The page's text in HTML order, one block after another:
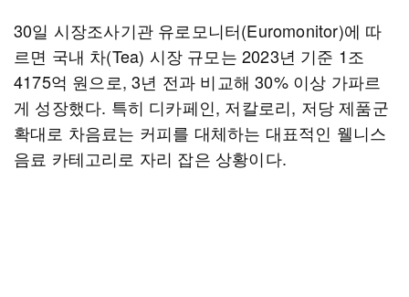
30일 시장조사기관 유로모니터(Euromonitor)에 따
르면 국내 차(Tea) 시장 규모는 2023년 기준 1조
4175억 원으로, 3년 전과 비교해 30% 이상 가파르
게 성장했다. 특히 디카페인, 저칼로리, 저당 제품군
확대로 차음료는 커피를 대체하는 대표적인 웰니스
음료 카테고리로 자리 잡은 상황이다.